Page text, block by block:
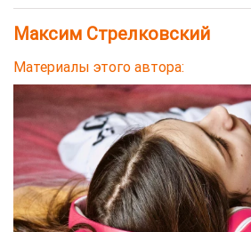
Максим Стрелковский
Материалы этого автора: